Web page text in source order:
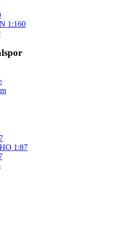
1:160
1:87